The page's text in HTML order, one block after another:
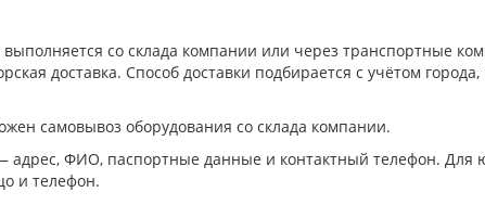
со склада компании или через транспортные
доставка. Способ доставки подбирается с учётом города,
самовывоз оборудования со склада компании.
адрес, ФИО, паспортные данные и контактный телефон.
и телефон.